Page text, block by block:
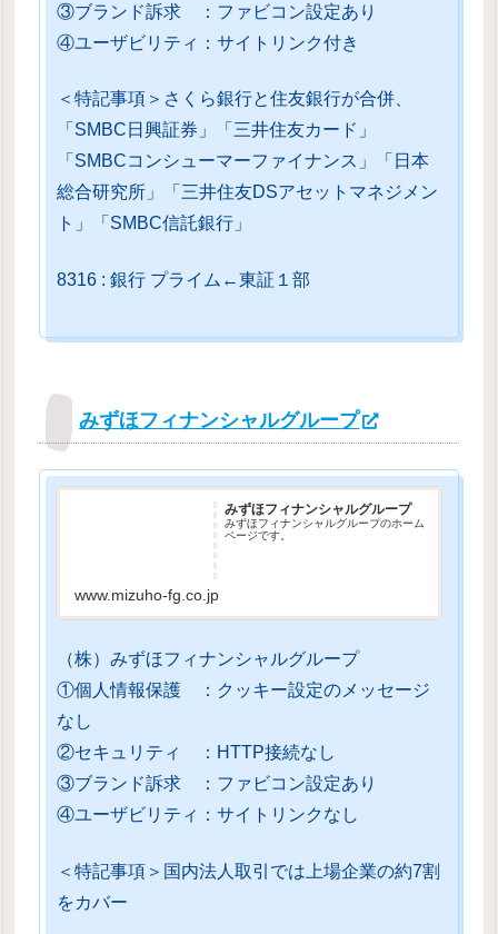
③ブランド訴求 ：ファビコン設定あり
④ユーザビリティ：サイトリンク付き
＜特記事項＞さくら銀行と住友銀行が合併、
「SMBC日興証券」「三井住友カード」
「SMBCコンシューマーファイナンス」「日本
総合研究所」「三井住友DSアセットマネジメン
ト」「SMBC信託銀行」
8316 : 銀行 プライム←東証１部
みずほフィナンシャルグループ
みずほフィナンシャルグループ
みずほフィナンシャルグループのホーム
ページです。
www.mizuho-fg.co.jp
（株）みずほフィナンシャルグループ
①個人情報保護 ：クッキー設定のメッセージ
なし
②セキュリティ ：HTTP接続なし
③ブランド訴求 ：ファビコン設定あり
④ユーザビリティ：サイトリンクなし
＜特記事項＞国内法人取引では上場企業の約7割
をカバー